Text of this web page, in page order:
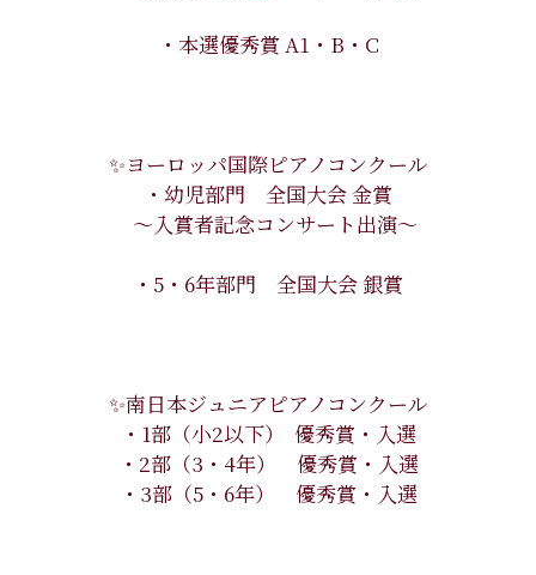
・本選優秀賞 A1・B・C
✨ヨーロッパ国際ピアノコンクール
・幼児部門 全国大会 金賞
〜入賞者記念コンサート出演〜
・5・6年部門 全国大会 銀賞
✨南日本ジュニアピアノコンクール
・1部（小2以下） 優秀賞・入選
・2部（3・4年） 優秀賞・入選
・3部（5・6年） 優秀賞・入選